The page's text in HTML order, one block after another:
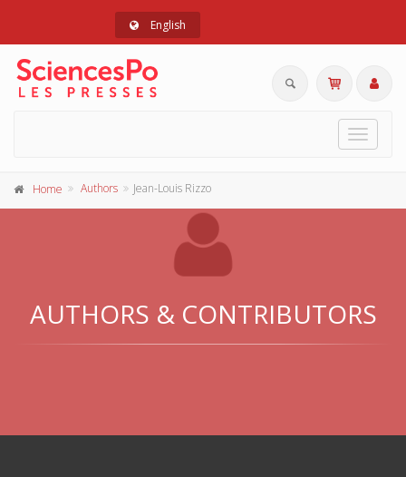
English
Toggle
Home Authors Jean-Louis Rizzo
AUTHORS & CONTRIBUTORS